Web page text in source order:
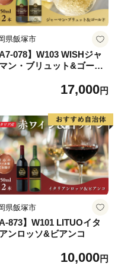
県飯塚市
A7-078】W103 WISHジャ
ン・ブリュット&ゴール
17,000円
県飯塚市
A-873】W101 LITUOイタ
ンロッソ&ビアンコ
10,000円